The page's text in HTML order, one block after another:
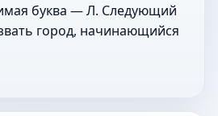
буква — Л. Следующий
город, начинающийся